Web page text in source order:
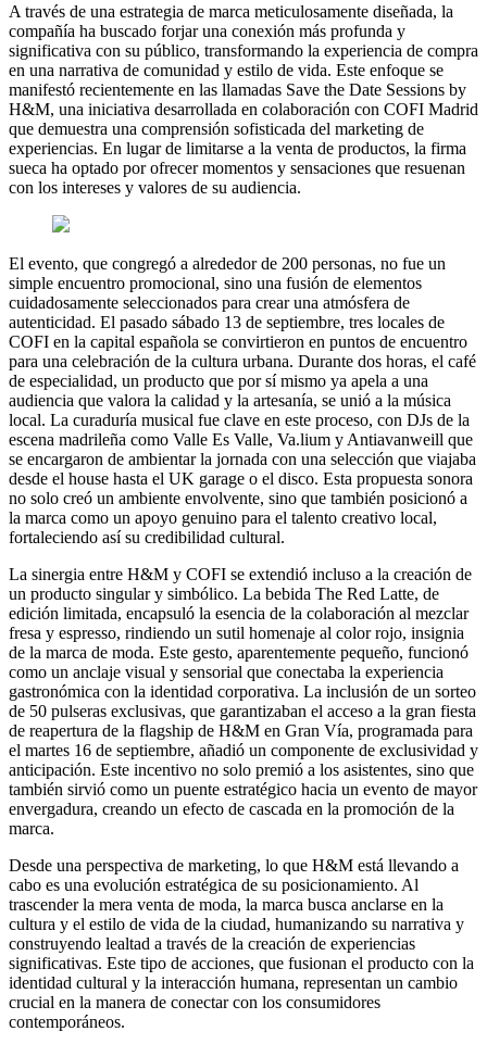
A través de una estrategia de marca meticulosamente diseñada, la
compañía ha buscado forjar una conexión más profunda y
significativa con su público, transformando la experiencia de compra
en una narrativa de comunidad y estilo de vida. Este enfoque se
manifestó recientemente en las llamadas Save the Date Sessions by
H&M, una iniciativa desarrollada en colaboración con COFI Madrid
que demuestra una comprensión sofisticada del marketing de
experiencias. En lugar de limitarse a la venta de productos, la firma
sueca ha optado por ofrecer momentos y sensaciones que resuenan
con los intereses y valores de su audiencia.
El evento, que congregó a alrededor de 200 personas, no fue un
simple encuentro promocional, sino una fusión de elementos
cuidadosamente seleccionados para crear una atmósfera de
autenticidad. El pasado sábado 13 de septiembre, tres locales de
COFI en la capital española se convirtieron en puntos de encuentro
para una celebración de la cultura urbana. Durante dos horas, el café
de especialidad, un producto que por sí mismo ya apela a una
audiencia que valora la calidad y la artesanía, se unió a la música
local. La curaduría musical fue clave en este proceso, con DJs de la
escena madrileña como Valle Es Valle, Va.lium y Antiavanweill que
se encargaron de ambientar la jornada con una selección que viajaba
desde el house hasta el UK garage o el disco. Esta propuesta sonora
no solo creó un ambiente envolvente, sino que también posicionó a
la marca como un apoyo genuino para el talento creativo local,
fortaleciendo así su credibilidad cultural.
La sinergia entre H&M y COFI se extendió incluso a la creación de
un producto singular y simbólico. La bebida The Red Latte, de
edición limitada, encapsuló la esencia de la colaboración al mezclar
fresa y espresso, rindiendo un sutil homenaje al color rojo, insignia
de la marca de moda. Este gesto, aparentemente pequeño, funcionó
como un anclaje visual y sensorial que conectaba la experiencia
gastronómica con la identidad corporativa. La inclusión de un sorteo
de 50 pulseras exclusivas, que garantizaban el acceso a la gran fiesta
de reapertura de la flagship de H&M en Gran Vía, programada para
el martes 16 de septiembre, añadió un componente de exclusividad y
anticipación. Este incentivo no solo premió a los asistentes, sino que
también sirvió como un puente estratégico hacia un evento de mayor
envergadura, creando un efecto de cascada en la promoción de la
marca.
Desde una perspectiva de marketing, lo que H&M está llevando a
cabo es una evolución estratégica de su posicionamiento. Al
trascender la mera venta de moda, la marca busca anclarse en la
cultura y el estilo de vida de la ciudad, humanizando su narrativa y
construyendo lealtad a través de la creación de experiencias
significativas. Este tipo de acciones, que fusionan el producto con la
identidad cultural y la interacción humana, representan un cambio
crucial en la manera de conectar con los consumidores
contemporáneos.